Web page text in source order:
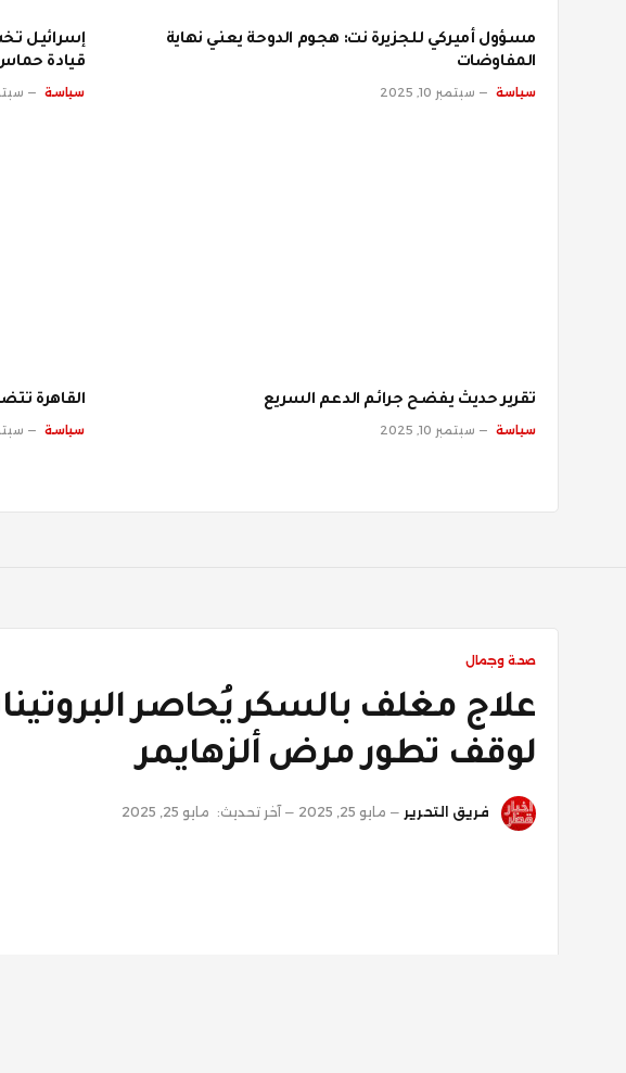
مسؤول أميركي للجزيرة نت: هجوم الدوحة يعني نهاية
المفاوضات
سياسة سبتمبر 10, 2025
إسرائيل
قيادة
سياسة سبتمبر
تقرير حديث يفضح جرائم الدعم السريع
سياسة سبتمبر 10, 2025
القاهرة
سياسة سبتمبر
صحة وجمال
علاج مغلف بالسكر يُحاصر
لوقف تطور مرض ألزهايمر
فريق التحرير مايو 25, 2025 آخر تحديث: مايو 25, 2025